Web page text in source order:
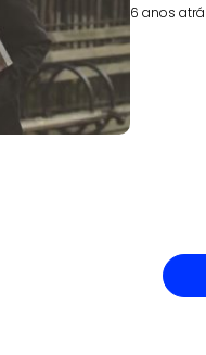
6 anos